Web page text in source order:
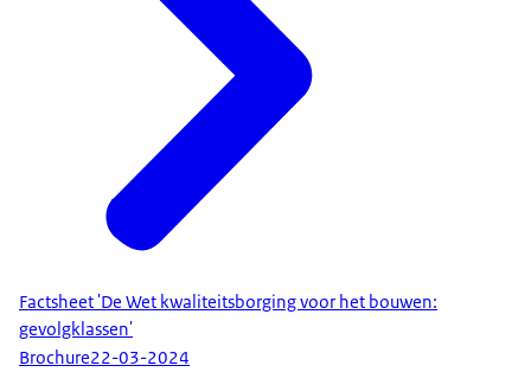
Factsheet 'De Wet kwaliteitsborging voor het bouwen:
gevolgklassen'
Brochure22-03-2024